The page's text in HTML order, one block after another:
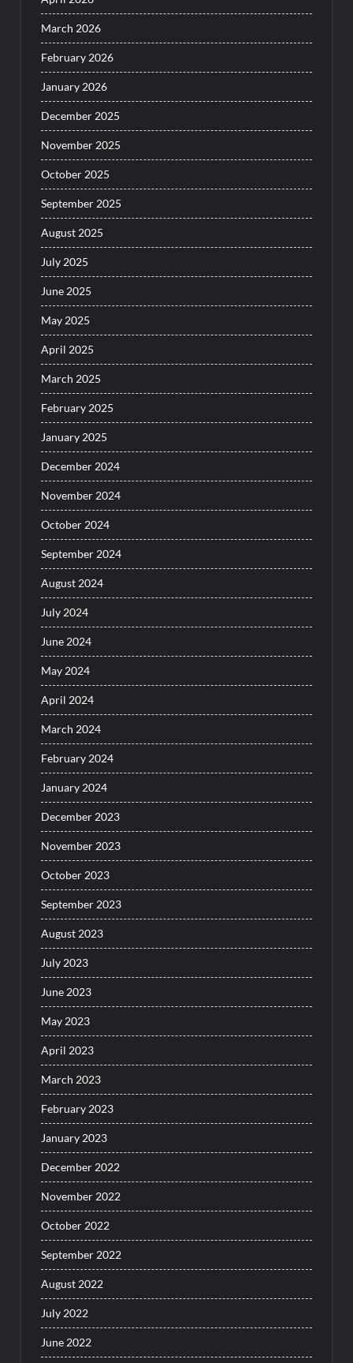
March 2026
February 2026
January 2026
December 2025
November 2025
October 2025
September 2025
August 2025
July 2025
June 2025
May 2025
April 2025
March 2025
February 2025
January 2025
December 2024
November 2024
October 2024
September 2024
August 2024
July 2024
June 2024
May 2024
April 2024
March 2024
February 2024
January 2024
December 2023
November 2023
October 2023
September 2023
August 2023
July 2023
June 2023
May 2023
April 2023
March 2023
February 2023
January 2023
December 2022
November 2022
October 2022
September 2022
August 2022
July 2022
June 2022